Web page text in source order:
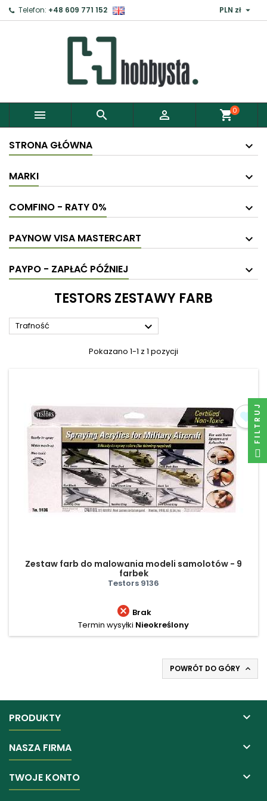
Telefon: +48 609 771 152 PLN zł 
   shopping_cart0
STRONA GŁÓWNA
MARKI
COMFINO - RATY 0%
PAYNOW VISA MASTERCART
PAYPO - ZAPŁAĆ PÓŹNIEJ
TESTORS ZESTAWY FARB
Trafność 
Pokazano 1-1 z 1 pozycji
Zestaw farb do malowania modeli samolotów - 9
farbek
Testors 9136
 Brak
Termin wysyłki Nieokreślony
POWRÓT DO GÓRY 
PRODUKTY 
NASZA FIRMA 
TWOJE KONTO 
Zaloguj ×
Aby zapisać produkty do Schowka, musisz się
Anuluj Zaloguj
FILTRUJ